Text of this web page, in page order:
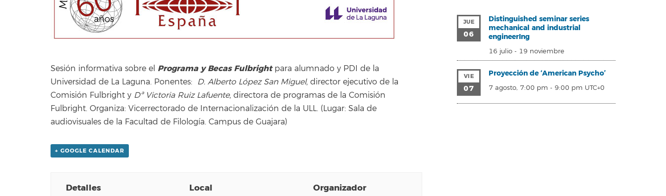
Sesión informativa sobre el Programa y Becas Fulbrightpara alumnado y PDI de la
Universidad de La Laguna. Ponentes: D. Alberto López San Miguel, director ejecutivo de la
Comisión Fulbright y Dª Victoria Ruiz Lafuente, directora de programas de la Comisión
Fulbright. Organiza: Vicerrectorado de Internacionalización de la ULL. (Lugar: Sala de
audiovisuales de la Facultad de Filología. Campus de Guajara)
+ GOOGLE CALENDAR
Detalles Local Organizador
JUE
06
Distinguished seminar series
mechanical and industrial
engineerIng
16 julio - 19 noviembre
VIE
07
Proyección de ‘American Psycho’
7 agosto, 7:00 pm - 9:00 pm UTC+0